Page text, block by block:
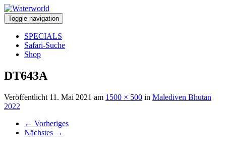
Toggle navigation
SPECIALS
Safari-Suche
Shop
DT643A
Veröffentlicht 11. Mai 2021 am 1500 × 500 in Malediven Bhutan
2022
← Vorheriges
Nächstes →